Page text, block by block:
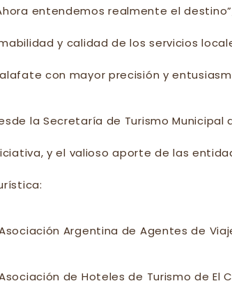
entendemos realmente el
y calidad de los servicios
con mayor precisión y
la Secretaría de Turismo Municipal
y el valioso aporte de las
Argentina de Agentes de
de Hoteles de Turismo de El